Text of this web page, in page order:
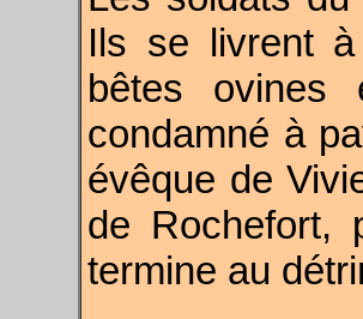
Ils se livrent
bêtes ovines
condamné à
évêque de
de Rochefort,
termine au